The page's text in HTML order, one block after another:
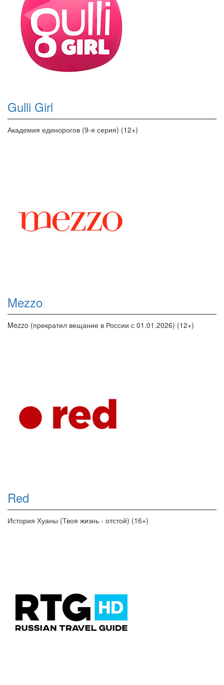
Gulli Girl
Академия единорогов (9-я серия) (12+)
Mezzo
Mezzo (прекратил вещание в России с 01.01.2026) (12+)
Red
История Хуаны (Твоя жизнь - отстой) (16+)